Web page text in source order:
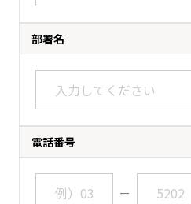
部署名
電話番号
ー